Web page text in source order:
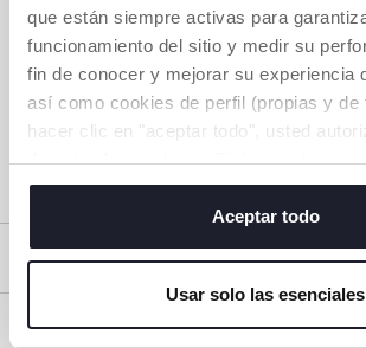
que están siempre activas para
funcionamiento del sitio y medir su
fin de conocer y mejorar su experiencia
así como cookies de perfil (propias y
hacer clic en "aceptar todo", usted
de todas las cookies. Si desea obtener
o cambiar o revocar el consentimiento
algunas cookies, haga clic en "mostrar
cerrar este banner, usted consiente en
servicio solicitado.
Aceptar todo
Usar solo las esenciales
TABLA
COMPARATIVA
MULTICUBO
ENCAJABLE
Edad 10 - 36 meses